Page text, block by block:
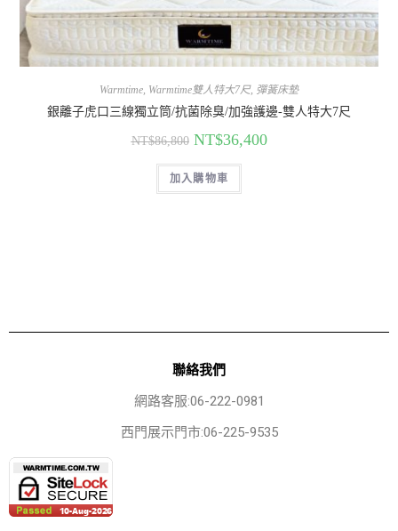
Warmtime, Warmtime雙人特大7尺, 彈簧床墊
銀離子虎口三線獨立筒/抗菌除臭/加強護邊-雙人特大7尺
NT$86,800 NT$36,400
加入購物車
聯絡我們
網路客服:06-222-0981
西門展示門市:06-225-9535